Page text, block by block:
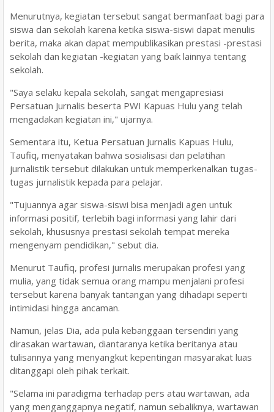
Menurutnya, kegiatan tersebut sangat bermanfaat bagi para
siswa dan sekolah karena ketika siswa-siswi dapat menulis
berita, maka akan dapat mempublikasikan prestasi -prestasi
sekolah dan kegiatan -kegiatan yang baik lainnya tentang
sekolah.
"Saya selaku kepala sekolah, sangat mengapresiasi
Persatuan Jurnalis beserta PWI Kapuas Hulu yang telah
mengadakan kegiatan ini," ujarnya.
Sementara itu, Ketua Persatuan Jurnalis Kapuas Hulu,
Taufiq, menyatakan bahwa sosialisasi dan pelatihan
jurnalistik tersebut dilakukan untuk memperkenalkan tugas-
tugas jurnalistik kepada para pelajar.
"Tujuannya agar siswa-siswi bisa menjadi agen untuk
informasi positif, terlebih bagi informasi yang lahir dari
sekolah, khususnya prestasi sekolah tempat mereka
mengenyam pendidikan," sebut dia.
Menurut Taufiq, profesi jurnalis merupakan profesi yang
mulia, yang tidak semua orang mampu menjalani profesi
tersebut karena banyak tantangan yang dihadapi seperti
intimidasi hingga ancaman.
Namun, jelas Dia, ada pula kebanggaan tersendiri yang
dirasakan wartawan, diantaranya ketika beritanya atau
tulisannya yang menyangkut kepentingan masyarakat luas
ditanggapi oleh pihak terkait.
"Selama ini paradigma terhadap pers atau wartawan, ada
yang menganggapnya negatif, namun sebaliknya, wartawan